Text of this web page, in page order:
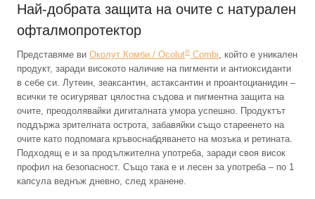
Най-добрата защита на очите с натурален
офталмопротектор
Представяме ви Околут Комби / Ocolut®Combi , който е уникален
продукт, заради високото наличие на пигменти и антиоксиданти
в себе си. Лутеин, зеаксантин, астаксантин и проантоцианидин –
всички те осигуряват цялостна съдова и пигментна защита на
очите, преодолявайки дигиталната умора успешно. Продуктът
поддържа зрителната острота, забавяйки също стареенето на
очите като подпомага кръвоснабдяването на мозъка и ретината.
Подходящ е и за продължителна употреба, заради своя висок
профил на безопасност. Също така е и лесен за употреба – по 1
капсула веднъж дневно, след хранене.